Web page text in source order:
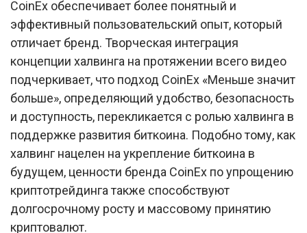
CoinEx обеспечивает более понятный и
эффективный пользовательский опыт, который
отличает бренд. Творческая интеграция
концепции халвинга на протяжении всего видео
подчеркивает, что подход CoinEx «Меньше значит
больше», определяющий удобство, безопасность
и доступность, перекликается с ролью халвинга в
поддержке развития биткоина. Подобно тому, как
халвинг нацелен на укрепление биткоина в
будущем, ценности бренда CoinEx по упрощению
криптотрейдинга также способствуют
долгосрочному росту и массовому принятию
криптовалют.